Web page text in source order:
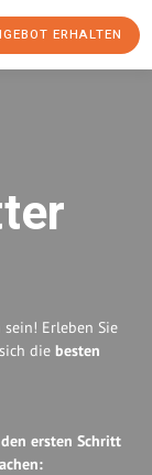
ERHALTEN
Erleben Sie
die besten
ersten Schritt